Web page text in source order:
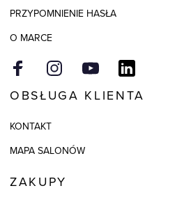
PRZYPOMNIENIE HASŁA
O MARCE
OBSŁUGA KLIENTA
KONTAKT
MAPA SALONÓW
ZAKUPY